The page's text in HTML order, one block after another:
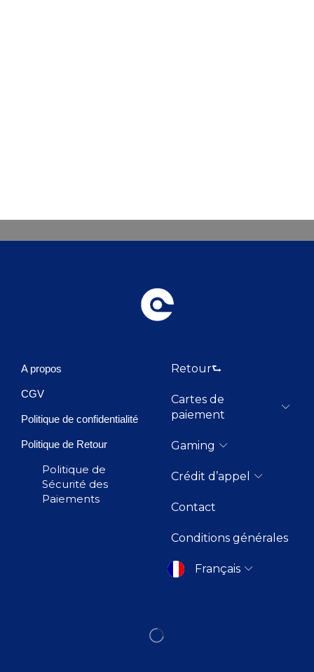
A propos
CGV
Politique de confidentialité
Politique de Retour
Politique de
Sécurité des
Paiements
Retour⮑
Cartes de
paiement
Gaming
Crédit d’appel
Contact
Conditions générales
Français